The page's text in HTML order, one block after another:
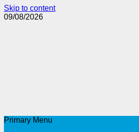
Skip to content
09/08/2026
Primary Menu